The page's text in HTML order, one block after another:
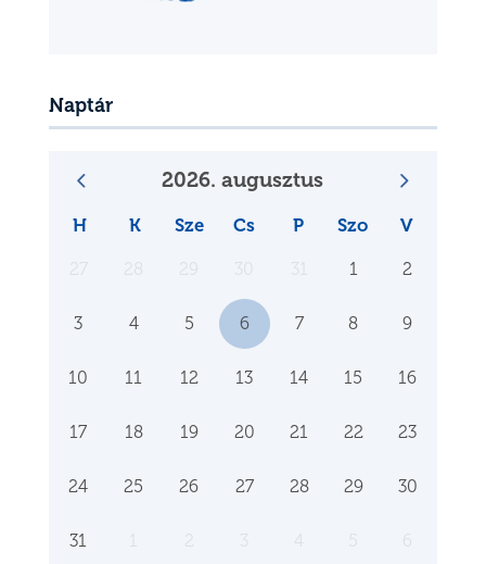
Naptár
2026. augusztus
H K Sze Cs P Szo V
1 2
3 4 5 6 7 8 9
10 11 12 13 14 15 16
17 18 19 20 21 22 23
24 25 26 27 28 29 30
31